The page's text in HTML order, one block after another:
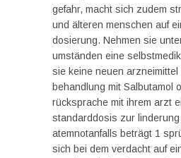
gefahr, macht sich zudem
und älteren menschen auf
dosierung. Nehmen sie
umständen eine
sie keine neuen arzneimittel
behandlung mit Salbutamol
rücksprache mit ihrem arzt
standarddosis zur
atemnotanfalls beträgt 1
sich bei dem verdacht auf